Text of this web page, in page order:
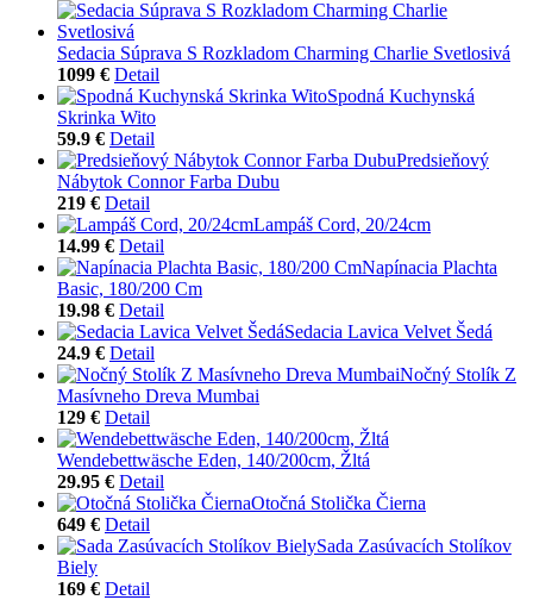
Sedacia Súprava S Rozkladom Charming Charlie Svetlosivá
1099 € Detail
Spodná Kuchynská
Skrinka Wito
59.9 € Detail
Predsieňový
Nábytok Connor Farba Dubu
219 € Detail
Lampáš Cord, 20/24cm
14.99 € Detail
Napínacia Plachta
Basic, 180/200 Cm
19.98 € Detail
Sedacia Lavica Velvet Šedá
24.9 € Detail
Nočný Stolík Z
Masívneho Dreva Mumbai
129 € Detail
Wendebettwäsche Eden, 140/200cm, Žltá
29.95 € Detail
Otočná Stolička Čierna
649 € Detail
Sada Zasúvacích Stolíkov
Biely
169 € Detail